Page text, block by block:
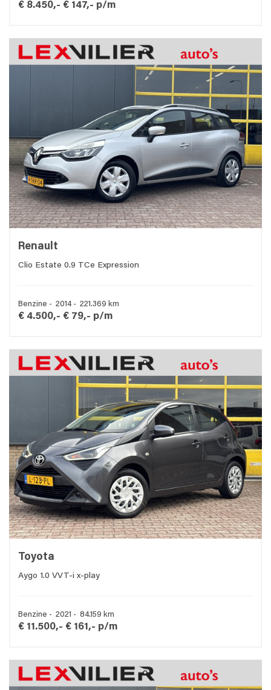
€ 8.450,- € 147,- p/m
Renault
Clio Estate 0.9 TCe Expression
Benzine - 2014 - 221.369 km
€ 4.500,- € 79,- p/m
Toyota
Aygo 1.0 VVT-i x-play
Benzine - 2021 - 84.159 km
€ 11.500,- € 161,- p/m